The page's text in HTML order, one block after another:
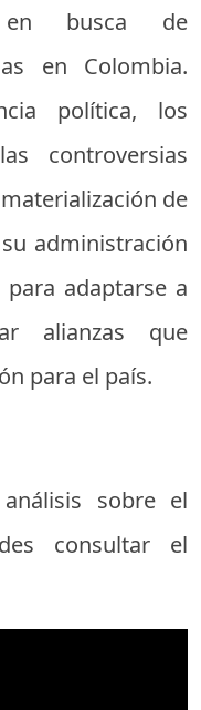
en busca de
en Colombia.
política, los
controversias
de
administración
adaptarse a
alianzas que
para el país.
sobre el
consultar el